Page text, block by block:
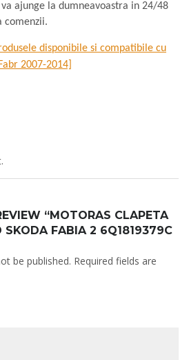
ajunge la dumneavoastra in 24/48
comenzii.
disponibile si compatibile cu
2007-2014]
“MOTORAS CLAPETA
SKODA FABIA 2 6Q1819379C
be published. Required fields are